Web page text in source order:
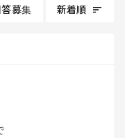
募集 新着順